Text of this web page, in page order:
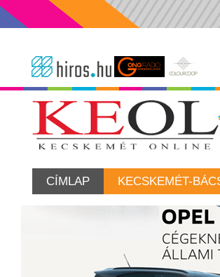
CÍMLAP KECSKEMÉT-